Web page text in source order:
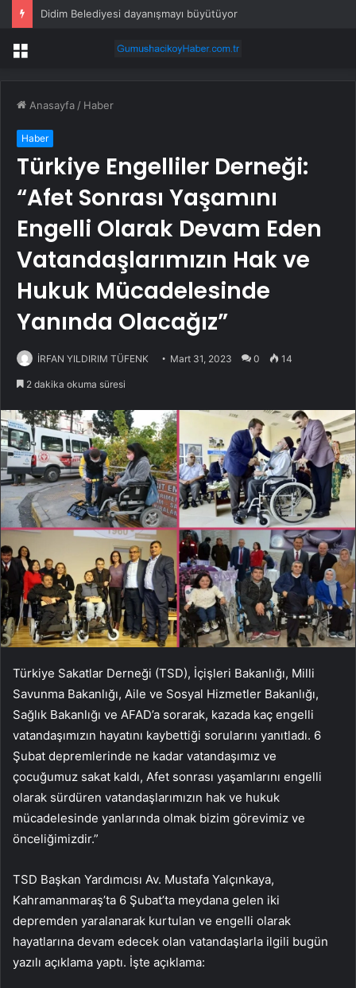
Didim Belediyesi dayanışmayı büyütüyor
Menü
Anasayfa / Haber
Haber
Türkiye Engelliler Derneği:
“Afet Sonrası Yaşamını
Engelli Olarak Devam Eden
Vatandaşlarımızın Hak ve
Hukuk Mücadelesinde
Yanında Olacağız”
İRFAN YILDIRIM TÜFENK Mart 31, 2023 0 14
2 dakika okuma süresi
Türkiye Sakatlar Derneği (TSD), İçişleri Bakanlığı, Milli
Savunma Bakanlığı, Aile ve Sosyal Hizmetler Bakanlığı,
Sağlık Bakanlığı ve AFAD’a sorarak, kazada kaç engelli
vatandaşımızın hayatını kaybettiği sorularını yanıtladı. 6
Şubat depremlerinde ne kadar vatandaşımız ve
çocuğumuz sakat kaldı, Afet sonrası yaşamlarını engelli
olarak sürdüren vatandaşlarımızın hak ve hukuk
mücadelesinde yanlarında olmak bizim görevimiz ve
önceliğimizdir.”
TSD Başkan Yardımcısı Av. Mustafa Yalçınkaya,
Kahramanmaraş’ta 6 Şubat’ta meydana gelen iki
depremden yaralanarak kurtulan ve engelli olarak
hayatlarına devam edecek olan vatandaşlarla ilgili bugün
yazılı açıklama yaptı. İşte açıklama: